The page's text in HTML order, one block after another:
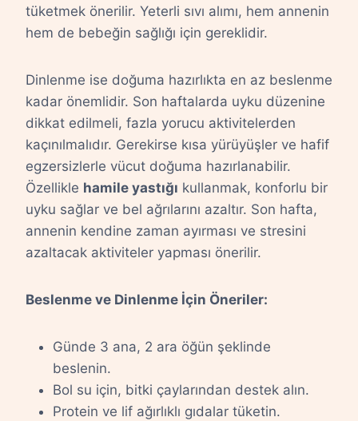
tüketmek önerilir. Yeterli sıvı alımı, hem annenin
hem de bebeğin sağlığı için gereklidir.
Dinlenme ise doğuma hazırlıkta en az beslenme
kadar önemlidir. Son haftalarda uyku düzenine
dikkat edilmeli, fazla yorucu aktivitelerden
kaçınılmalıdır. Gerekirse kısa yürüyüşler ve hafif
egzersizlerle vücut doğuma hazırlanabilir.
Özellikle hamile yastığı kullanmak, konforlu bir
uyku sağlar ve bel ağrılarını azaltır. Son hafta,
annenin kendine zaman ayırması ve stresini
azaltacak aktiviteler yapması önerilir.
Beslenme ve Dinlenme İçin Öneriler:
Günde 3 ana, 2 ara öğün şeklinde
beslenin.
Bol su için, bitki çaylarından destek alın.
Protein ve lif ağırlıklı gıdalar tüketin.